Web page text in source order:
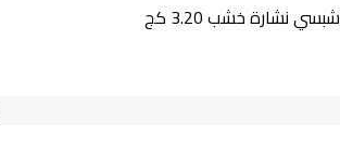
شبسي نشارة خشب 3.20 كج